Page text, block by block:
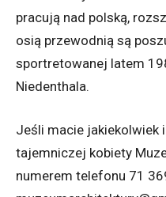
pracują nad polską,
osią przewodnią są
sportretowanej latem
Niedenthala.
Jeśli macie jakiekolwiek
tajemniczej kobiety
numerem telefonu 71